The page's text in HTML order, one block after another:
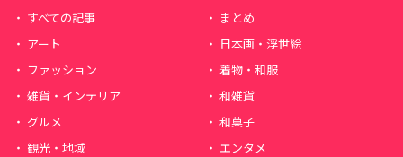
すべての記事
まとめ
アート
日本画・浮世絵
ファッション
着物・和服
雑貨・インテリア
和雑貨
グルメ
和菓子
観光・地域
エンタメ